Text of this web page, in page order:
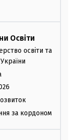
Освіти
освіти та
за кордоном